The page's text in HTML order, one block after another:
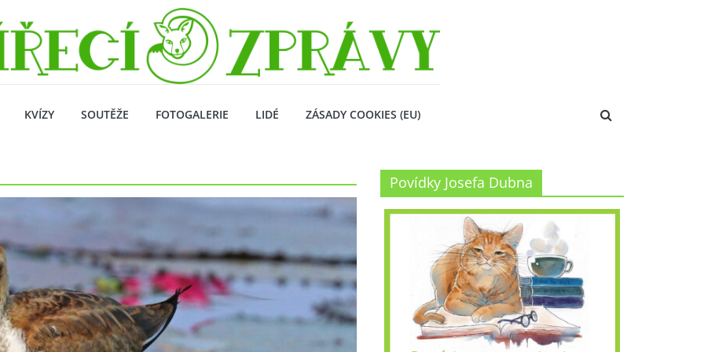
KVÍZY SOUTĚŽE FOTOGALERIE LIDÉ ZÁSADY COOKIES (EU)
Povídky Josefa Dubna